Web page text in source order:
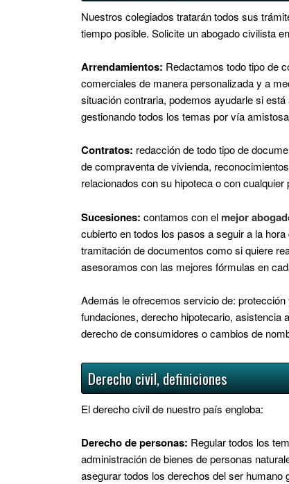
Nuestros colegiados tratarán todos sus
tiempo posible. Solicite un abogado civilista
Arrendamientos: Redactamos todo tipo de
comerciales de manera personalizada y a
situación contraria, podemos ayudarle si
gestionando todos los temas por vía
Contratos: redacción de todo tipo de
de compraventa de vivienda,
relacionados con su hipoteca o con cualquier
Sucesiones: contamos con el mejor
cubierto en todos los pasos a seguir a la hora
tramitación de documentos como si quiere
asesoramos con las mejores fórmulas en
Además le ofrecemos servicio de:
fundaciones, derecho hipotecario,
derecho de consumidores o cambios de
Derecho civil, definiciones
El derecho civil de nuestro país engloba:
Derecho de personas: Regular todos los
administración de bienes de personas
asegurar todos los derechos del ser humano